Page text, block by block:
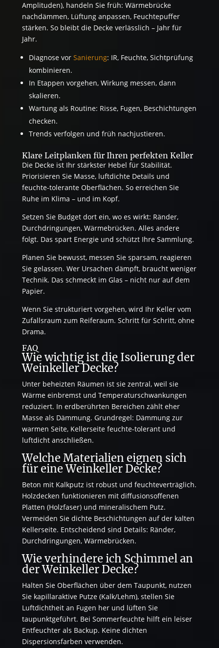
Amplituden), handeln Sie früh: Wärmebrücke
nachdämmen, Lüftung anpassen, Feuchtepuffer
stärken. So bleibt die Decke verlässlich – Jahr für
Jahr.
Diagnose vor Sanierung: IR, Feuchte, Sichtprüfung
kombinieren.
In Etappen vorgehen, Wirkung messen, dann
skalieren.
Wartung als Routine: Risse, Fugen, Beschichtungen
checken.
Trends verfolgen und früh nachjustieren.
Klare Leitplanken für Ihren perfekten Keller
Die Decke ist Ihr stärkster Hebel für Stabilität.
Priorisieren Sie Masse, luftdichte Details und
feuchte-tolerante Oberflächen. So erreichen Sie
Ruhe im Klima – und im Kopf.
Setzen Sie Budget dort ein, wo es wirkt: Ränder,
Durchdringungen, Wärmebrücken. Alles andere
folgt. Das spart Energie und schützt Ihre Sammlung.
Planen Sie bewusst, messen Sie sparsam, reagieren
Sie gelassen. Wer Ursachen dämpft, braucht weniger
Technik. Das schmeckt im Glas – nicht nur auf dem
Papier.
Wenn Sie strukturiert vorgehen, wird Ihr Keller vom
Zufallsraum zum Reiferaum. Schritt für Schritt, ohne
Drama.
FAQ
Wie wichtig ist die Isolierung der
Weinkeller Decke?
Unter beheizten Räumen ist sie zentral, weil sie
Wärme einbremst und Temperaturschwankungen
reduziert. In erdberührten Bereichen zählt eher
Masse als Dämmung. Grundregel: Dämmung zur
warmen Seite, Kellerseite feuchte-tolerant und
luftdicht anschließen.
Welche Materialien eignen sich
für eine Weinkeller Decke?
Beton mit Kalkputz ist robust und feuchteverträglich.
Holzdecken funktionieren mit diffusionsoffenen
Platten (Holzfaser) und mineralischem Putz.
Vermeiden Sie dichte Beschichtungen auf der kalten
Kellerseite. Entscheidend sind Details: Ränder,
Durchdringungen, Wärmebrücken.
Wie verhindere ich Schimmel an
der Weinkeller Decke?
Halten Sie Oberflächen über dem Taupunkt, nutzen
Sie kapillaraktive Putze (Kalk/Lehm), stellen Sie
Luftdichtheit an Fugen her und lüften Sie
taupunktgeführt. Bei Sommerfeuchte hilft ein leiser
Entfeuchter als Backup. Keine dichten
Dispersionsfarben verwenden.